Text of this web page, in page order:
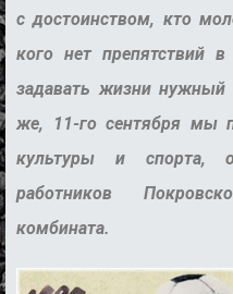
с достоинством, кто
кого нет препятствий
задавать жизни нужный
же, 11-го сентября мы
культуры и спорта,
работников
комбината.